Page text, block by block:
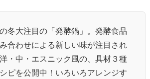
冬大注目の「発酵鍋」。発酵食品
合わせによる新しい味が注目され
・中・エスニック風の、具材３種
ピを公開中！いろいろアレンジす